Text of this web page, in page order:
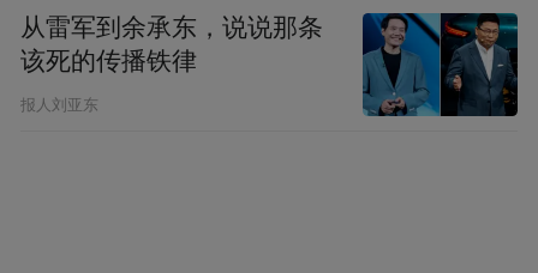
从雷军到余承东，说说那条
该死的传播铁律
报人刘亚东